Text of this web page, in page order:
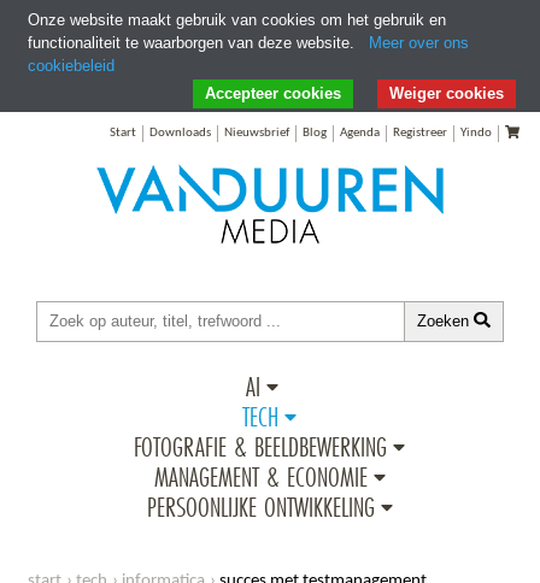
Ga direct naar Zoeken
Ga direct naar Inhoud
Start Downloads Nieuwsbrief Blog Agenda Registreer Yindo
Zoeken
AI
TECH
FOTOGRAFIE & BEELDBEWERKING
MANAGEMENT & ECONOMIE
PERSOONLIJKE ONTWIKKELING
Onze website maakt gebruik van cookies om het gebruik en
functionaliteit te waarborgen van deze website.
Meer over ons
cookiebeleid
Weiger cookies
Accepteer cookies